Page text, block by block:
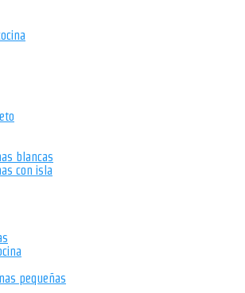
blancas
con isla
pequeñas